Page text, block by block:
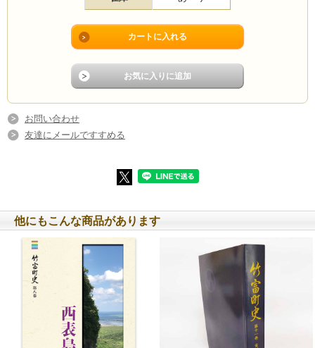
お問い合わせ
友達にメールですすめる
他にもこんな商品があります